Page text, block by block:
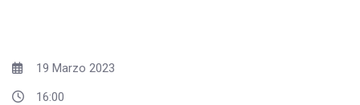
19 Marzo 2023
16:00